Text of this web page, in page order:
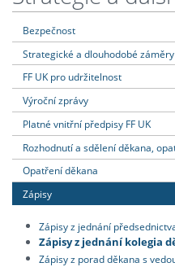
Bezpečnost
Strategické a dlouhodobé záměry
FF UK pro udržitelnost
Výroční zprávy
Platné vnitřní předpisy FF UK
Rozhodnutí a sdělení děkana,
Opatření děkana
Zápisy
Zápisy z jednání
Zápisy z jednání kolegia
Zápisy z porad děkana s